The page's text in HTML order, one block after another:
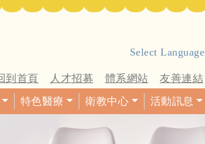
Select Language
到首頁 人才招募 體系網站 友善連結
特色醫療 衛教中心 活動訊息